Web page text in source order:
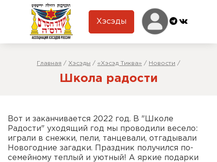
Хэсэды
Главная / Хэсэды / «Хэсэд Тиква» / Новости /
Школа радости
Вот и заканчивается 2022 год. В "Школе
Радости" уходящий год мы проводили весело:
играли в снежки, пели, танцевали, отгадывали
Новогодние загадки. Праздник получился по-
семейному теплый и уютный! А яркие подарки